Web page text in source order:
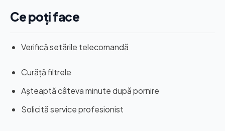
Ce poți face
Verifică setările telecomandă
Curăță filtrele
Așteaptă câteva minute după pornire
Solicită service profesionist